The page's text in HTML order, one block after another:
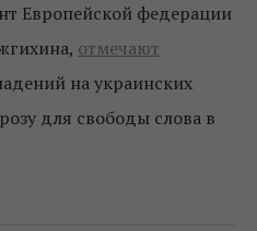
Европейской федерации
отмечают
на украинских
для свободы слова в